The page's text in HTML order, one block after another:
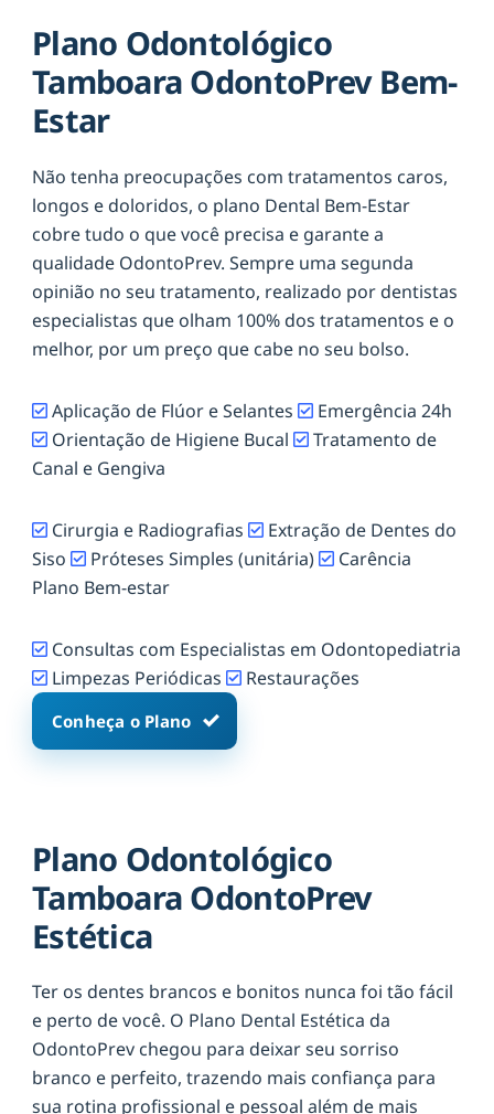
Plano Odontológico
Tamboara OdontoPrev Bem-
Estar
Não tenha preocupações com tratamentos caros,
longos e doloridos, o plano Dental Bem-Estar
cobre tudo o que você precisa e garante a
qualidade OdontoPrev. Sempre uma segunda
opinião no seu tratamento, realizado por dentistas
especialistas que olham 100% dos tratamentos e o
melhor, por um preço que cabe no seu bolso.
Aplicação de Flúor e Selantes
Emergência 24h
Orientação de Higiene Bucal
Tratamento de
Canal e Gengiva
Cirurgia e Radiografias
Extração de Dentes do
Siso
Próteses Simples (unitária)
Carência
Plano Bem-estar
Consultas com Especialistas em Odontopediatria
Limpezas Periódicas
Restaurações
Conheça o Plano
Plano Odontológico
Tamboara OdontoPrev
Estética
Ter os dentes brancos e bonitos nunca foi tão fácil
e perto de você. O Plano Dental Estética da
OdontoPrev chegou para deixar seu sorriso
branco e perfeito, trazendo mais confiança para
sua rotina profissional e pessoal além de mais